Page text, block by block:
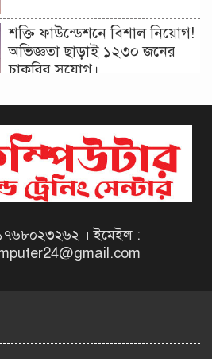
শক্তি ফাউন্ডেশনে বিশাল নিয়োগ!
অভিজ্ঞতা ছাড়াই ১২৩০ জনের
চাকরির সুযোগ।
বিজ্ঞপ্তি ২০২৬ | Taxes Zone
Dinajpur Job Circular 2026
বেসরকারি সংস্থা সেতু (SETU)
Job Circular 2026
। ইমেইল :